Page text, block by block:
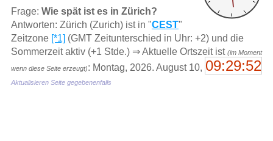
Frage: Wie spät ist es in Zürich?
Antworten: Zürich (Zurich) ist in "CEST"
Zeitzone [*1] (GMT Zeitunterschied in Uhr: +2) und die
Sommerzeit aktiv (+1 Stde.) ⇒ Aktuelle Ortszeit ist (im Moment
wenn diese Seite erzeugt): Montag, 2026. August 10, 09:29:52
Aktualisieren Seite gegebenenfalls